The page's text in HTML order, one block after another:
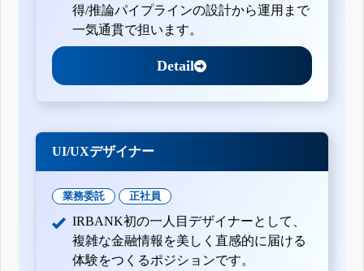
得/推論パイプラインの設計から運用まで
一気通貫で担います。
Detail
UI/UXデザイナー
業務委託 正社員
IRBANK初の一人目デザイナーとして、
複雑な金融情報を美しく直感的に届ける
体験をつくるポジションです。